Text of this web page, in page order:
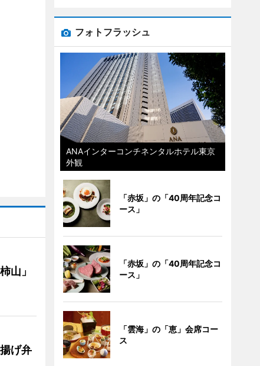
山」
げ弁
フォトフラッシュ
ANAインターコンチネンタルホテル東京
外観
「赤坂」の「40周年記念コ
ース」
「赤坂」の「40周年記念コ
ース」
「雲海」の「恵」会席コー
ス